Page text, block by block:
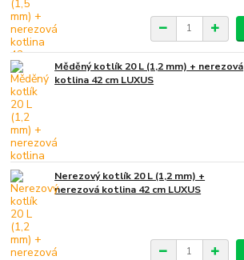
Měděný kotlík 20 L (1,2 mm) + nerezová
kotlina 42 cm LUXUS
Nerezový kotlík 20 L (1,2 mm) +
nerezová kotlina 42 cm LUXUS